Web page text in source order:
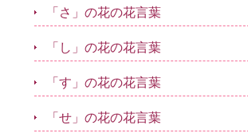
「さ」の花の花言葉
「し」の花の花言葉
「す」の花の花言葉
「せ」の花の花言葉